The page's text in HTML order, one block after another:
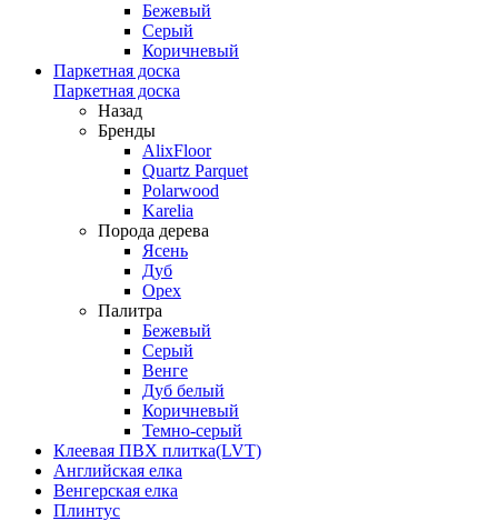
Бежевый
Серый
Коричневый
Паркетная доска
Паркетная доска
Назад
Бренды
AlixFloor
Quartz Parquet
Polarwood
Karelia
Порода дерева
Ясень
Дуб
Орех
Палитра
Бежевый
Серый
Венге
Дуб белый
Коричневый
Темно-серый
Клеевая ПВХ плитка(LVT)
Английская елка
Венгерская елка
Плинтус